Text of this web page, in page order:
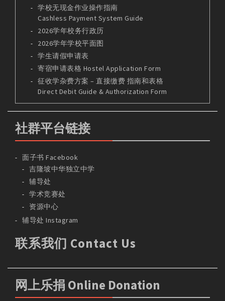
学校无现金作业操作指南
Cashless Payment System Guide
2026学年校务行政历
2026学年学校平面图
学生请假申请表
寄宿申请表格 Hostel Application Form
征收学杂费方案 – 直接缴费 指南和表格
Direct Debit Guide & Authorization Form
社群平台链接
面子书 Facebook
吉隆坡中华独立中学
辅导处
学术竞赛处
资源中心
辅导处 Instagram
联系我们 Contact Us
网上乐捐 Online Donation